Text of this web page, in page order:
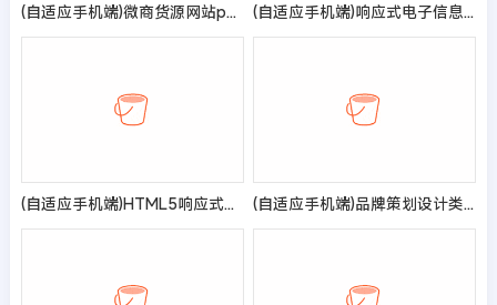
(自适应手机端)微商货源网站pbootcms模板 网店微商代理网站模板 (自适应手机端)响应式电子信息监控科技公司pbootcms模板
(自适应手机端)HTML5响应式健身俱乐部类pbootcms网站模板 绿色健身网站源码 (自适应手机端)品牌策划设计类网站pbootcms模板 高端设计公司网站源码